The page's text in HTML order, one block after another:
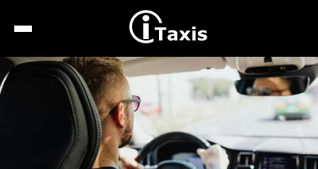
Recherche
Calcul de tarif
Taxis conventionnés
Espace pro